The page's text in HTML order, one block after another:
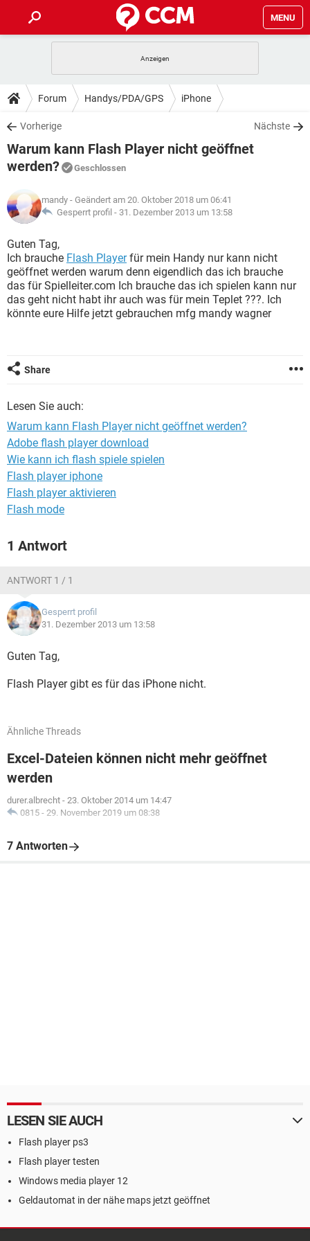
MENU
ANDROID IOS
WINDOWS 10
WHATSAPP TIKTOK
FACEBOOK
TIPPS & TRICKS
SPIELE STREAMING
WINDOWS 10
FACEBOOK HARDWARE
DOWNLOADS
SPIELE STREAMING
ANDROID
WINDOWS 10 INSTAGRAM
WHATSAPP
FACEBOOK
FORUM
ANDROID IOS
WHATSAPP TIKTOK
FACEBOOK HARDWARE
LEXIKON
SPIELE
ANDROID
WINDOWS 10 INSTAGRAM
WHATSAPP TIKTOK
FACEBOOK HARDWARE
Forum Handys/PDA/GPS iPhone
Vorherige Nächste
Warum kann Flash Player nicht geöffnet
werden?
Geschlossen
mandy - Geändert am 20. Oktober 2018 um 06:41
Gesperrt profil - 31. Dezember 2013 um 13:58
Guten Tag,
Ich brauche Flash Playerfür mein Handy nur kann nicht
geöffnet werden warum denn eigendlich das ich brauche
das für Spielleiter.com Ich brauche das ich spielen kann nur
das geht nicht habt ihr auch was für mein Teplet ???. Ich
könnte eure Hilfe jetzt gebrauchen mfg mandy wagner
Share
Lesen Sie auch:
Warum kann Flash Player nicht geöffnet werden?
Adobe flash player download
Wie kann ich flash spiele spielen
Flash player iphone
Flash player aktivieren
Flash mode
1 Antwort
ANTWORT 1 / 1
Gesperrt profil
31. Dezember 2013 um 13:58
Guten Tag,
Flash Player gibt es für das iPhone nicht.
Ähnliche Threads
Excel-Dateien können nicht mehr geöffnet
werden
durer.albrecht - 23. Oktober 2014 um 14:47
0815 - 29. November 2019 um 08:38
7 Antworten
LESEN SIE AUCH
Flash player ps3
Flash player testen
Windows media player 12
Geldautomat in der nähe maps jetzt geöffnet